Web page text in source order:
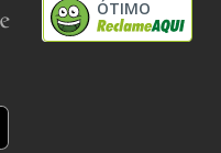
ÓTIMO